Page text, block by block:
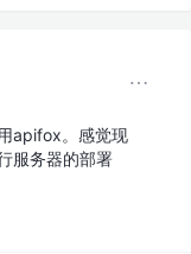
apifox。感觉现
服务器的部署